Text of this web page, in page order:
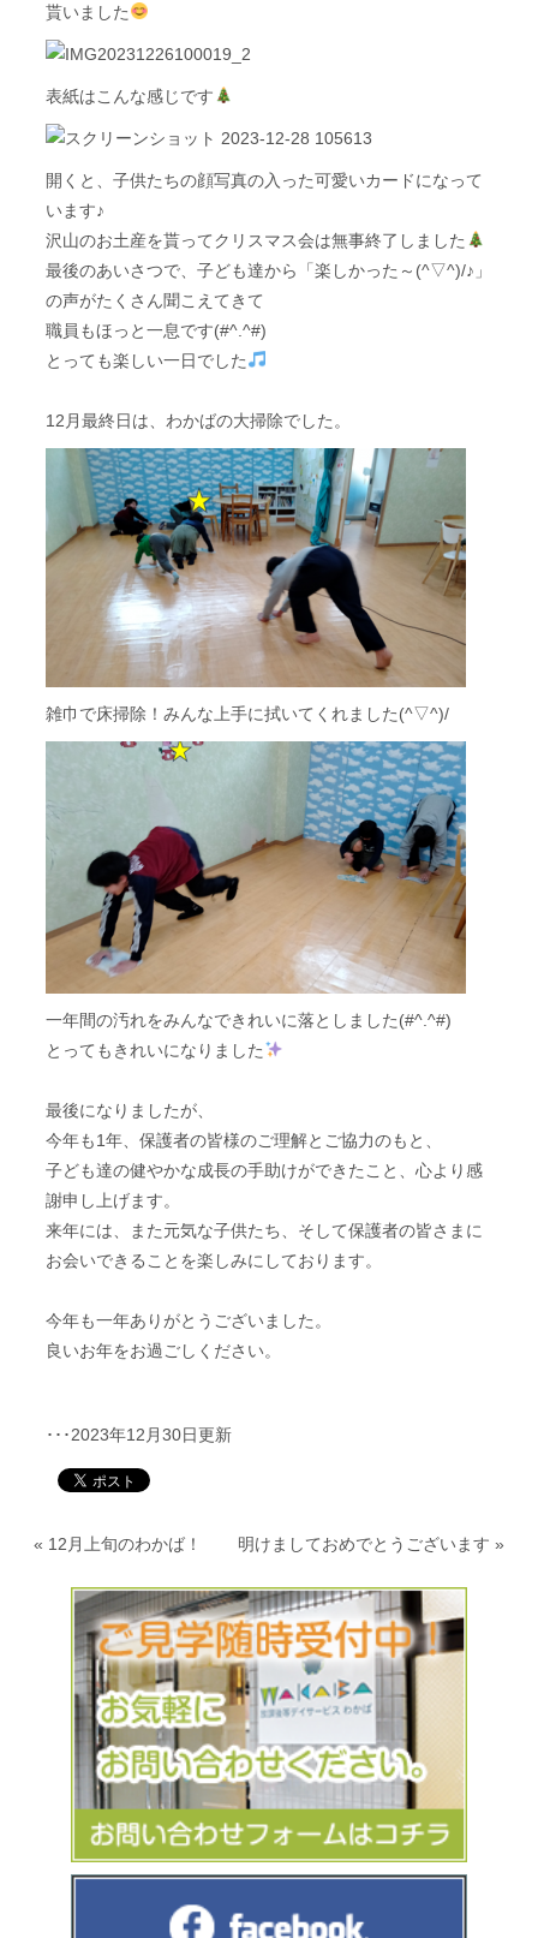
貰いました
表紙はこんな感じです
開くと、子供たちの顔写真の入った可愛いカードになって
います♪
沢山のお土産を貰ってクリスマス会は無事終了しました
最後のあいさつで、子ども達から「楽しかった～(^▽^)/♪」
の声がたくさん聞こえてきて
職員もほっと一息です(#^.^#)
とっても楽しい一日でした
12月最終日は、わかばの大掃除でした。
雑巾で床掃除！みんな上手に拭いてくれました(^▽^)/
一年間の汚れをみんなできれいに落としました(#^.^#)
とってもきれいになりました
最後になりましたが、
今年も1年、保護者の皆様のご理解とご協力のもと、
子ども達の健やかな成長の手助けができたこと、心より感
謝申し上げます。
来年には、また元気な子供たち、そして保護者の皆さまに
お会いできることを楽しみにしております。
今年も一年ありがとうございました。
良いお年をお過ごしください。
･･･2023年12月30日更新
« 12月上旬のわかば！ 明けましておめでとうございます »